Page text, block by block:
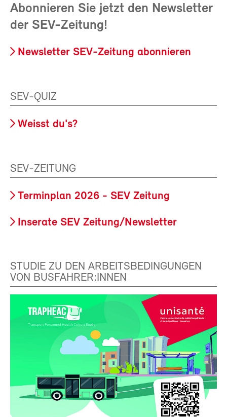
Abonnieren Sie jetzt den Newsletter
der SEV-Zeitung!
Newsletter SEV-Zeitung abonnieren
SEV-QUIZ
Weisst du's?
SEV-ZEITUNG
Terminplan 2026 - SEV Zeitung
Inserate SEV Zeitung/Newsletter
STUDIE ZU DEN ARBEITSBEDINGUNGEN
VON BUSFAHRER:INNEN